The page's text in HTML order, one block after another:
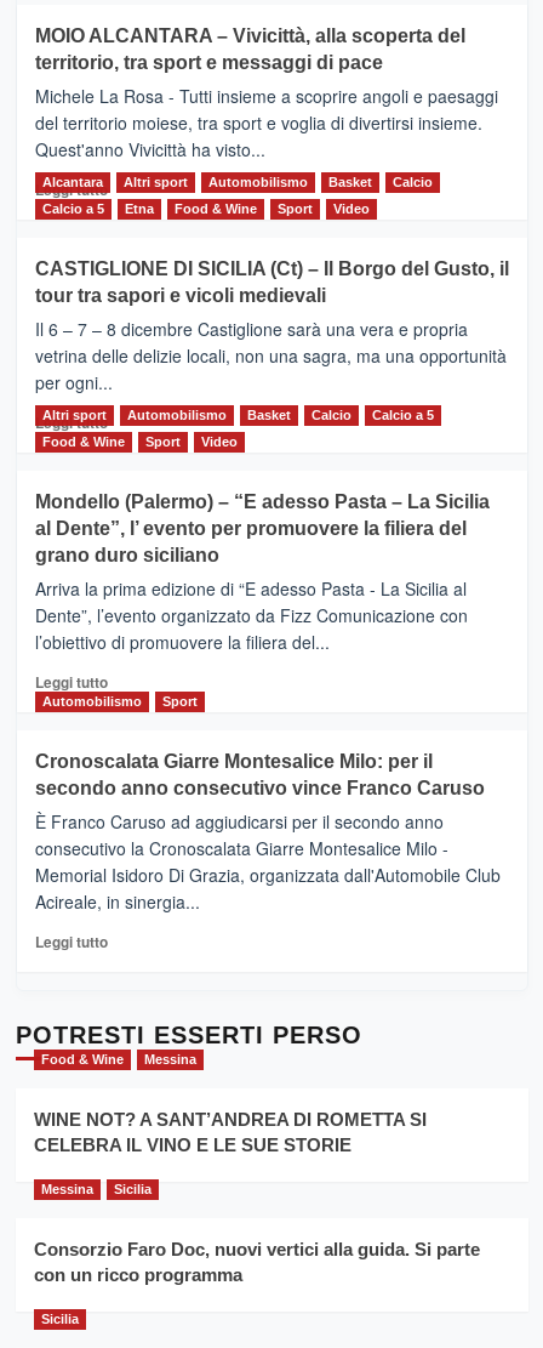
Torna
la
Supermaratona
dell’Etna
MOIO ALCANTARA – Vivicittà, alla scoperta del
territorio, tra sport e messaggi di pace
Michele La Rosa - Tutti insieme a scoprire angoli e paesaggi
del territorio moiese, tra sport e voglia di divertirsi insieme.
Quest'anno Vivicittà ha visto...
Leggi tutto Leggi
MOIO
ALCANTARA
–
Vivicittà,
alla
scoperta
del
territorio,
e
messaggi
di
Alcantara Altri sport Automobilismo Basket
Calcio
Calcio a 5
Etna Food & Wine Sport Video
CASTIGLIONE DI SICILIA (Ct) – Il Borgo del Gusto, il
tour tra sapori e vicoli medievali
Il 6 – 7 – 8 dicembre Castiglione sarà una vera e propria
vetrina delle delizie locali, non una sagra, ma una opportunità
per ogni...
Leggi tuttoLeggi
di
CASTIGLIONE
DI
SICILIA
(Ct)
–
Il
Borgo
Gusto,
il
tra
sapori
vicoli
medievali
Altri sport Automobilismo Basket Calcio
Calcio a 5
Food & Wine
Sport Video
Mondello (Palermo) – “E adesso Pasta – La Sicilia
al Dente”, l’ evento per promuovere la filiera del
grano duro siciliano
Arriva la prima edizione di “E adesso Pasta - La Sicilia al
Dente”, l’evento organizzato da Fizz Comunicazione con
l’obiettivo di promuovere la filiera del...
Leggi tuttoLeggi
di
Mondello
(Palermo)
–
“E
adesso
Pasta
–
Sicilia
l’
evento
per
la
filiera
grano
Automobilismo Sport
Cronoscalata Giarre Montesalice Milo: per il
secondo anno consecutivo vince Franco Caruso
È Franco Caruso ad aggiudicarsi per il secondo anno
consecutivo la Cronoscalata Giarre Montesalice Milo -
Memorial Isidoro Di Grazia, organizzata dall'Automobile Club
Acireale, in sinergia...
Leggi tuttoLeggi
Cronoscalata
Giarre
Montesalice
per
il
anno
Franco
Caruso
POTRESTI ESSERTI PERSO
Food & Wine Messina
WINE NOT? A SANT’ANDREA DI ROMETTA SI
CELEBRA IL VINO E LE SUE STORIE
Messina Sicilia
Consorzio Faro Doc, nuovi vertici alla guida. Si parte
con un ricco programma
Sicilia